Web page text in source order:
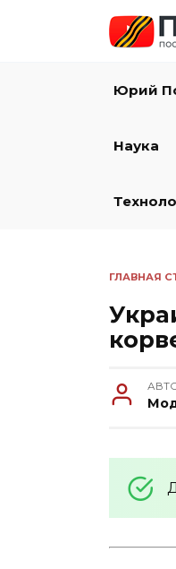
Юрий
Наука
ГЛАВНАЯ